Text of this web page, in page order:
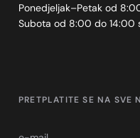
Ponedjeljak–Petak od
Subota od 8:00 do 14:00
PRETPLATITE SE NA SVE